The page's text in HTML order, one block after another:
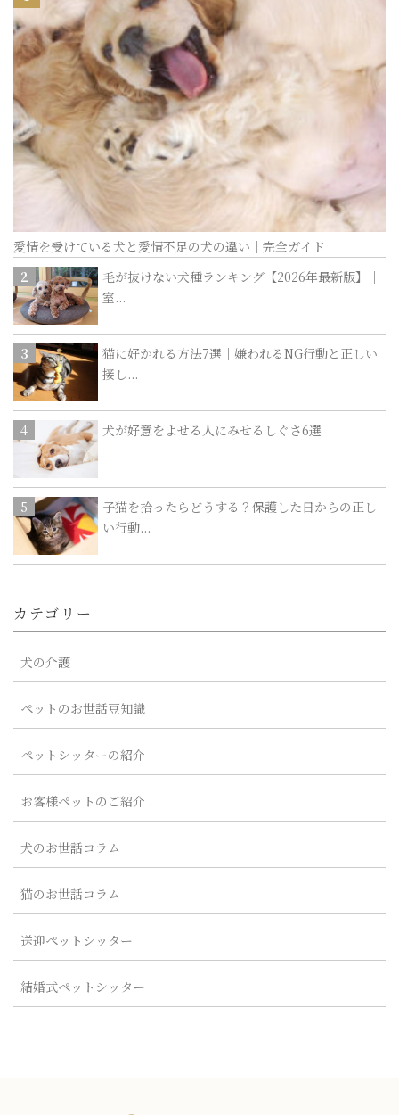
愛情を受けている犬と愛情不足の犬の違い｜完全ガイド
毛が抜けない犬種ランキング【2026年最新版】｜
室...
猫に好かれる方法7選｜嫌われるNG行動と正しい
接し...
犬が好意をよせる人にみせるしぐさ6選
子猫を拾ったらどうする？保護した日からの正し
い行動...
カテゴリー
犬の介護
ペットのお世話豆知識
ペットシッターの紹介
お客様ペットのご紹介
犬のお世話コラム
猫のお世話コラム
送迎ペットシッター
結婚式ペットシッター